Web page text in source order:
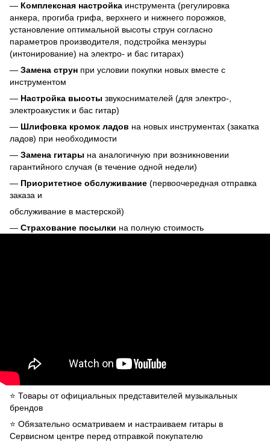
— Комплексная настройка инструмента (регулировка
анкера, прогиба грифа, верхнего и нижнего порожков,
установление оптимальной высоты струн согласно
параметров производителя, подстройка мензуры
(интонирование) на электро- и бас гитарах)
— Замена струн при условии покупки новых вместе с
инструментом
— Настройка высоты звукоснимателей (для электро-,
электроакустик и бас гитар)
— Шлифовка кромок ладов на новых инструментах (закатка
ладов) при необходимости
— Замена гитары на аналогичную при возникновении
гарантийного случая (в течение одной недели)
— Приоритетное обслуживание (первоочередная отправка
заказа и
обслуживание в мастерской)
— Страхование посылки на полную стоимость
⭐️ Товары от официальных представителей музыкальных
брендов
⭐️ Обязательно осматриваем и настраиваем гитары в
Сервисном центре перед отправкой покупателю